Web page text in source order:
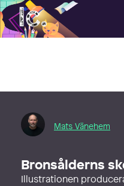
Illustratörcentrum
Mats Vänehem
Bronsålderns
Illustrationen